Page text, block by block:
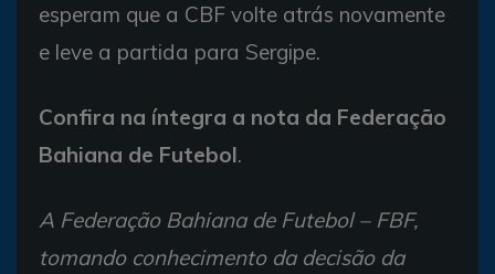
esperam que a CBF volte atrás novamente
e leve a partida para Sergipe.
Confira na íntegra a nota da Federação
Bahiana de Futebol.
A Federação Bahiana de Futebol – FBF,
tomando conhecimento da decisão da